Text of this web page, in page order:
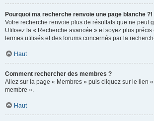
Pourquoi ma recherche renvoie une page blanche ?!
Votre recherche renvoie plus de résultats que ne peut
Utilisez la « Recherche avancée » et soyez plus
termes utilisés et des forums concernés par la
Haut
Comment rechercher des membres ?
Allez sur la page « Membres » puis cliquez sur le lien
membre ».
Haut